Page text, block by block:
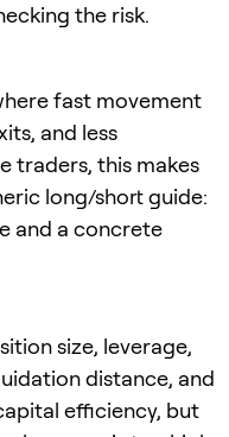
the risk.
fast movement
and less
traders, this makes
long/short guide:
and a concrete
size, leverage,
distance, and
efficiency, but